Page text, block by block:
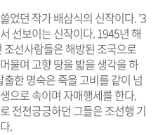
었던 작가 배삼식의 신작이다. '3
선보이는 신작이다. 1945년 해
선사람들은 해방된 조국으로
물며 고향 땅을 밟을 생각을 하
한 명숙은 죽을 고비를 같이 넘
으로 속이며 자매행세를 한다.
전전긍긍하던 그들은 조선행 기
.